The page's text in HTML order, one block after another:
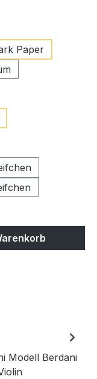
Paper
Modell Berdani